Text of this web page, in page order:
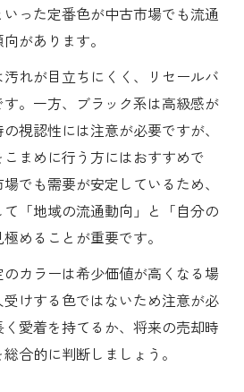
った定番色が中古市場でも流通
があります。
れが目立ちにくく、リセールバ
す。一方、ブラック系は高級感が
視認性には注意が必要ですが、
まめに行う方にはおすすめで
でも需要が安定しているため、
「地域の流通動向」と「自分の
めることが重要です。
カラーは希少価値が高くなる場
けする色ではないため注意が必
愛着を持てるか、将来の売却時
合的に判断しましょう。